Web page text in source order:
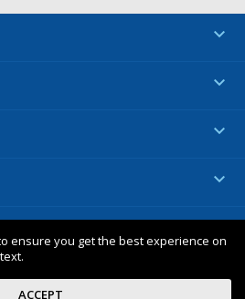




ensure you get the best experience on
ACCEPT